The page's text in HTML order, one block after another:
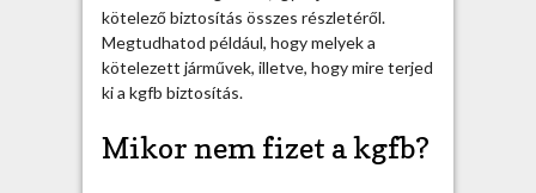
l
n
i
a
í
kötelező biztosítás összes részletéről.
Megtudhatod például, hogy melyek a
kötelezett járművek, illetve, hogy mire terjed
ki a kgfb biztosítás.
Mikor nem fizet a kgfb?